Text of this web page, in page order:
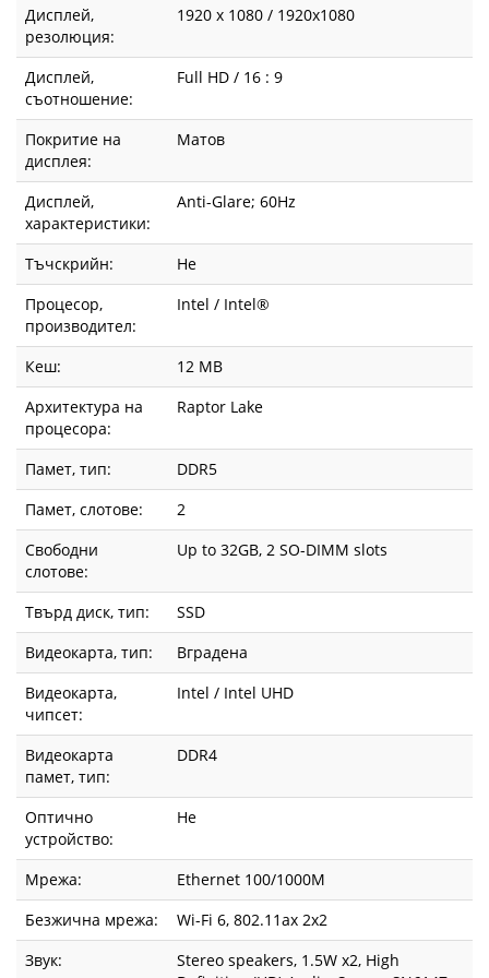
Дисплей,
резолюция:
1920 x 1080 / 1920x1080
Дисплей,
съотношение:
Full HD / 16 : 9
Покритие на
дисплея:
Матов
Дисплей,
характеристики:
Anti-Glare; 60Hz
Тъчскрийн:
Не
Процесор,
производител:
Intel / Intel®
Кеш:
12 MB
Архитектура на
процесора:
Raptor Lake
Памет, тип:
DDR5
Памет, слотове:
2
Свободни
слотове:
Up to 32GB, 2 SO-DIMM slots
Твърд диск, тип:
SSD
Видеокарта, тип:
Вградена
Видеокарта,
чипсет:
Intel / Intel UHD
Видеокарта
памет, тип:
DDR4
Оптично
устройство:
Не
Мрежа:
Ethernet 100/1000M
Безжична мрежа:
Wi-Fi 6, 802.11ax 2x2
Звук:
Stereo speakers, 1.5W x2, High